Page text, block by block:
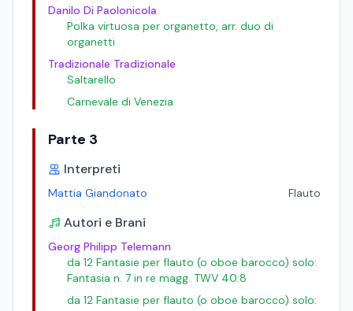
Danilo Di Paolonicola
Polka virtuosa per organetto, arr. duo di
organetti
Tradizionale Tradizionale
Saltarello
Carnevale di Venezia
Parte 3
Interpreti
Mattia Giandonato Flauto
Autori e Brani
Georg Philipp Telemann
da 12 Fantasie per flauto (o oboe barocco) solo:
Fantasia n. 7 in re magg. TWV 40:8
da 12 Fantasie per flauto (o oboe barocco) solo: